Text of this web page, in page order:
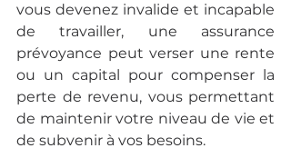
vous devenez invalide et incapable
de travailler, une assurance
prévoyance peut verser une rente
ou un capital pour compenser la
perte de revenu, vous permettant
de maintenir votre niveau de vie et
de subvenir à vos besoins.